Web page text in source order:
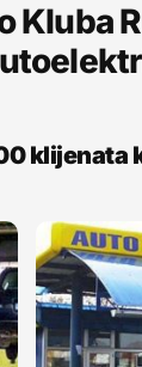
Kluba
klijenata